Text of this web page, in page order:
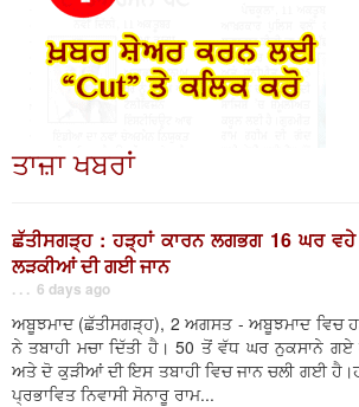
ਤਾਜ਼ਾ ਖਬਰਾਂ
ਛੱਤੀਸਗੜ੍ਹ : ਹੜ੍ਹਾਂ ਕਾਰਨ ਲਗਭਗ 16 ਘਰ
ਲੜਕੀਆਂ ਦੀ ਗਈ ਜਾਨ
. . . 6 days ago
ਅਬੂਝਮਾਦ (ਛੱਤੀਸਗੜ੍ਹ), 2 ਅਗਸਤ - ਅਬੂਝਮਾਦ ਵਿਚ
ਨੇ ਤਬਾਹੀ ਮਚਾ ਦਿੱਤੀ ਹੈ। 50 ਤੋਂ ਵੱਧ ਘਰ ਨੁਕਸਾਨੇ ਗਏ
ਅਤੇ ਦੋ ਕੁੜੀਆਂ ਦੀ ਇਸ ਤਬਾਹੀ ਵਿਚ ਜਾਨ ਚਲੀ ਗਈ
ਪ੍ਰਭਾਵਿਤ ਨਿਵਾਸੀ ਸੋਨਾਰੂ ਰਾਮ...